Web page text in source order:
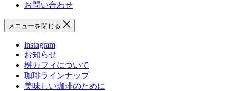
お問い合わせ
メニューを閉じる
instagram
お知らせ
桝カフィについて
珈琲ラインナップ
美味しい珈琲のために